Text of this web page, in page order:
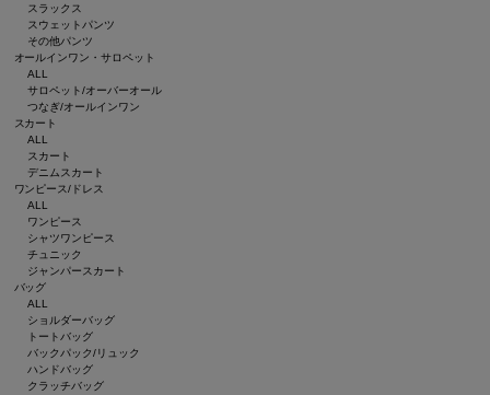
スラックス
スウェットパンツ
その他パンツ
オールインワン・サロペット
ALL
サロペット/オーバーオール
つなぎ/オールインワン
スカート
ALL
スカート
デニムスカート
ワンピース/ドレス
ALL
ワンピース
シャツワンピース
チュニック
ジャンパースカート
バッグ
ALL
ショルダーバッグ
トートバッグ
バックパック/リュック
ハンドバッグ
クラッチバッグ